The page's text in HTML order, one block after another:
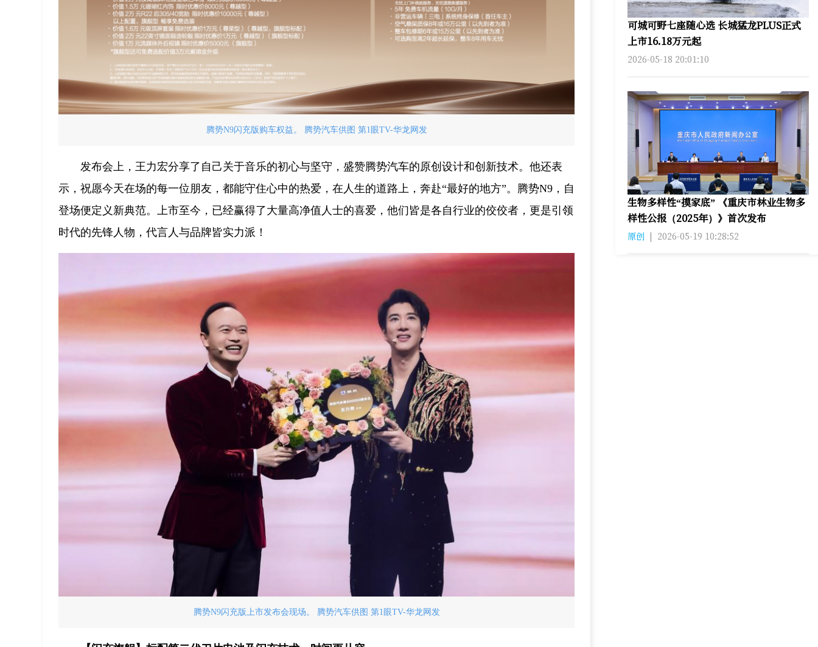
腾势N9闪充版购车权益。 腾势汽车供图 第1眼TV-华龙网发
发布会上，王力宏分享了自己关于音乐的初心与坚守，盛赞腾势汽车的原创设计和创新技术。他还表
示，祝愿今天在场的每一位朋友，都能守住心中的热爱，在人生的道路上，奔赴“最好的地方”。腾势N9，自
登场便定义新典范。上市至今，已经赢得了大量高净值人士的喜爱，他们皆是各自行业的佼佼者，更是引领
时代的先锋人物，代言人与品牌皆实力派！
腾势N9闪充版上市发布会现场。 腾势汽车供图 第1眼TV-华龙网发
可城可野七座随心选 长城猛龙PLUS正式
上市16.18万元起
2026-05-18 20:01:10
生物多样性“摸家底” 《重庆市林业生物多
样性公报（2025年）》首次发布
原创 | 2026-05-19 10:28:52